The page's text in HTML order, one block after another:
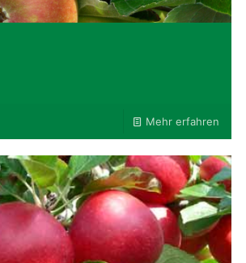
Mehr erfahren